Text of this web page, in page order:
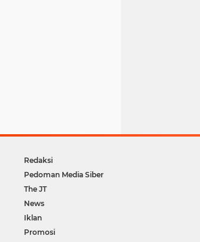
Redaksi
Pedoman Media Siber
The JT
News
Iklan
Promosi